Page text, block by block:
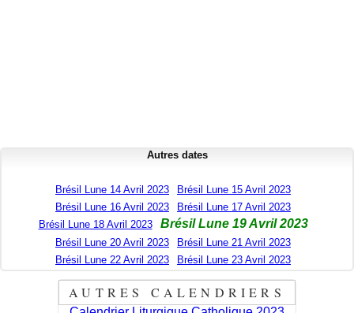
Autres dates
Brésil Lune 14 Avril 2023
Brésil Lune 15 Avril 2023
Brésil Lune 16 Avril 2023
Brésil Lune 17 Avril 2023
Brésil Lune 18 Avril 2023
Brésil Lune 19 Avril 2023
Brésil Lune 20 Avril 2023
Brésil Lune 21 Avril 2023
Brésil Lune 22 Avril 2023
Brésil Lune 23 Avril 2023
AUTRES CALENDRIERS